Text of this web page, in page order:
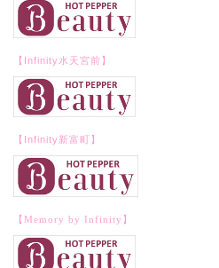
【Infinity水天宮前】
【Infinity新富町】
【Memory by Infinity】